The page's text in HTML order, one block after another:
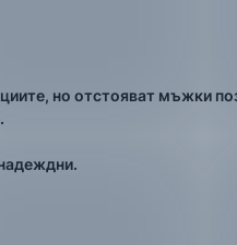
но отстояват мъжки